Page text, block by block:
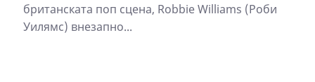
британската поп сцена, Robbie Williams (Роби
Уилямс) внезапно...